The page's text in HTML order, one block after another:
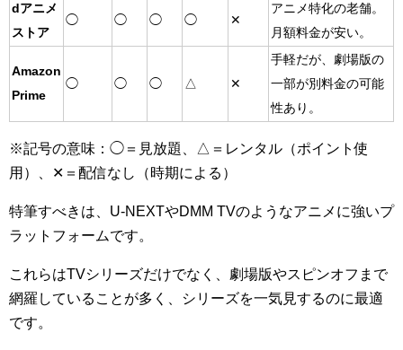
dアニメ
ストア
◯ ◯ ◯ ◯ ✕
アニメ特化の老舗。
月額料金が安い。
Amazon
Prime
◯ ◯ ◯ △ ✕
手軽だが、劇場版の
一部が別料金の可能
性あり。
※記号の意味：◯＝見放題、△＝レンタル（ポイント使
用）、✕＝配信なし（時期による）
特筆すべきは、U-NEXTやDMM TVのようなアニメに強いプ
ラットフォームです。
これらはTVシリーズだけでなく、劇場版やスピンオフまで
網羅していることが多く、シリーズを一気見するのに最適
です。